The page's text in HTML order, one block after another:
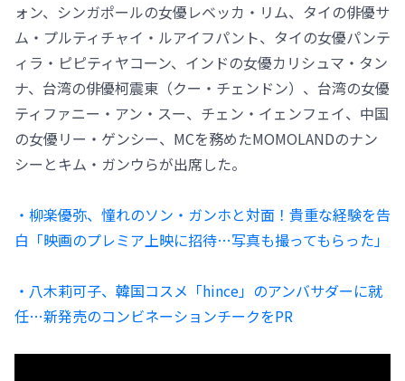
ォン、シンガポールの女優レベッカ・リム、タイの俳優サ
ム・プルティチャイ・ルアイフパント、タイの女優パンテ
ィラ・ピピティヤコーン、インドの女優カリシュマ・タン
ナ、台湾の俳優柯震東（クー・チェンドン）、台湾の女優
ティファニー・アン・スー、チェン・イェンフェイ、中国
の女優リー・ゲンシー、MCを務めたMOMOLANDのナン
シーとキム・ガンウらが出席した。
・柳楽優弥、憧れのソン・ガンホと対面！貴重な経験を告
白「映画のプレミア上映に招待…写真も撮ってもらった」
・八木莉可子、韓国コスメ「hince」のアンバサダーに就
任…新発売のコンビネーションチークをPR